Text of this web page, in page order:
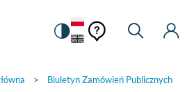
Ustawienia
Zmiana
na
kontrastową
Pomoc
kontekstowa
Pomoc
Moje
> Biuletyn Zamówień Publicznych